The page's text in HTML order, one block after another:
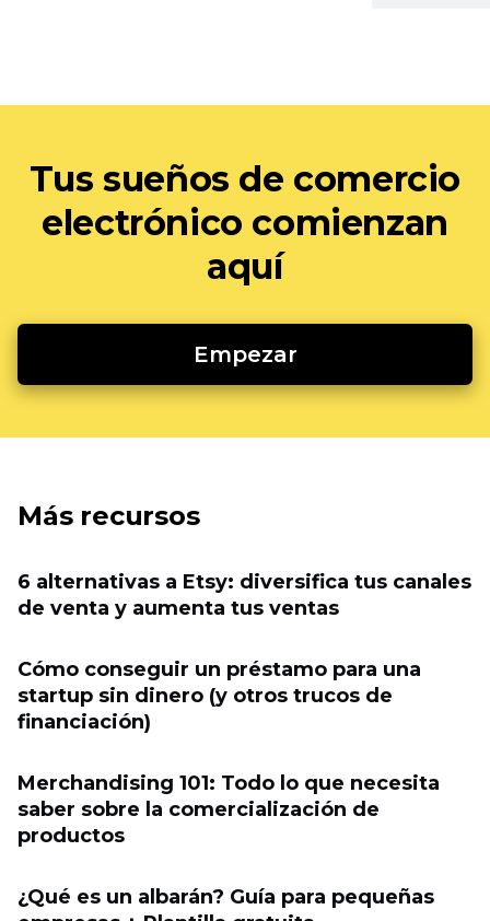
Tus sueños de comercio
electrónico comienzan
aquí
Empezar
Más recursos
6 alternativas a Etsy: diversifica tus canales
de venta y aumenta tus ventas
Cómo conseguir un préstamo para una
startup sin dinero (y otros trucos de
financiación)
Merchandising 101: Todo lo que necesita
saber sobre la comercialización de
productos
¿Qué es un albarán? Guía para pequeñas